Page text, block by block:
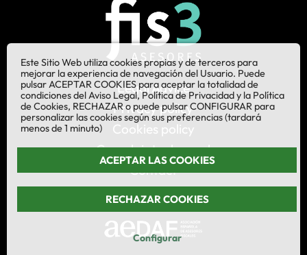
Legal Advice
Privacy policy
Cookies policy
Complaints channel
Contact
¡Síganos en LinkedIn!
Este Sitio Web utiliza cookies propias y de terceros para
mejorar la experiencia de navegación del Usuario. Puede
pulsar ACEPTAR COOKIES para aceptar la totalidad de
condiciones del Aviso Legal, Política de Privacidad y la Política
de Cookies, RECHAZAR o puede pulsar CONFIGURAR para
personalizar las cookies según sus preferencias (tardará
menos de 1 minuto)
ACEPTAR LAS COOKIES
RECHAZAR COOKIES
Configurar